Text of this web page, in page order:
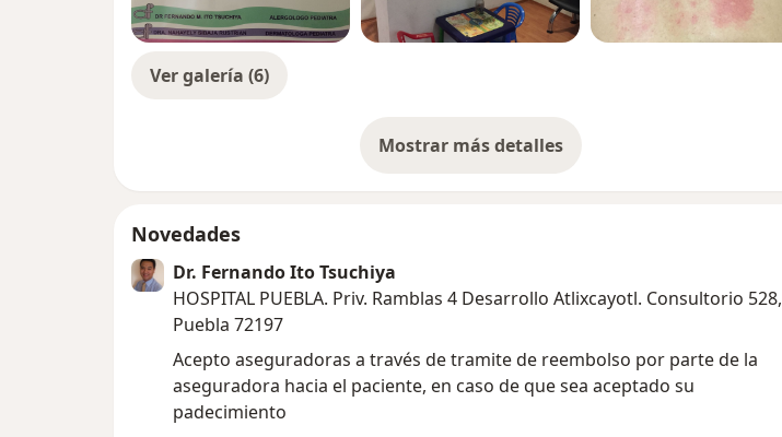
Ver galería (6)
Mostrar más detalles
sobre la experiencia
Novedades
Dr. Fernando Ito Tsuchiya
HOSPITAL PUEBLA. Priv. Ramblas 4 Desarrollo Atlixcayotl. Consultorio 528,
Puebla 72197
Acepto aseguradoras a través de tramite de reembolso por parte de la
aseguradora hacia el paciente, en caso de que sea aceptado su
padecimiento